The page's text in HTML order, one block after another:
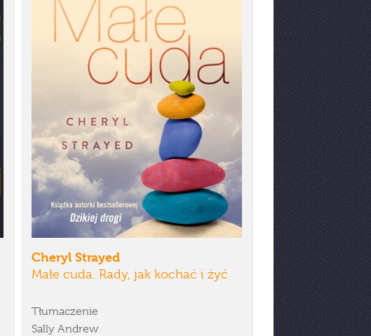
Cheryl Strayed
Małe cuda. Rady, jak kochać i żyć
Tłumaczenie
Sally Andrew